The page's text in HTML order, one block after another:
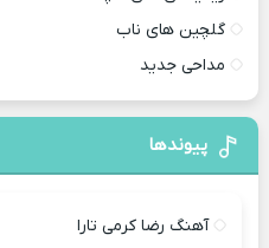
گلچین های ناب
مداحی جدید
پیوندها
آهنگ رضا کرمی تارا